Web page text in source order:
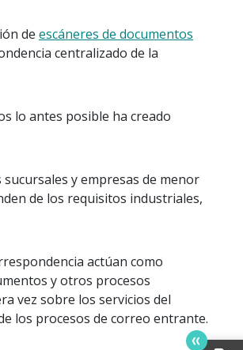
de escáneres de documentos
centralizado de la
lo antes posible ha creado
y empresas de menor
de los requisitos industriales,
actúan como
y otros procesos
vez sobre los servicios del
los procesos de correo entrante.